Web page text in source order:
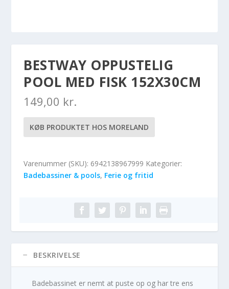
BESTWAY OPPUSTELIG
POOL MED FISK 152X30CM
149,00 kr.
KØB PRODUKTET HOS MORELAND
Varenummer (SKU): 6942138967999 Kategorier:
Badebassiner & pools, Ferie og fritid
BESKRIVELSE
Badebassinet er nemt at puste op og har tre ens